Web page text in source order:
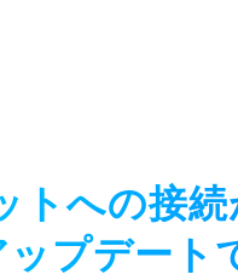
トへの接
プデート